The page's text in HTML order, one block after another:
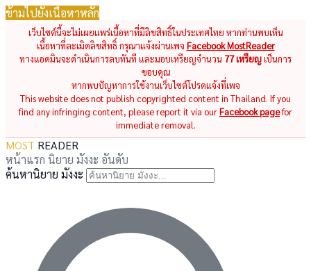
ข้ามไปยังเนื้อหาหลัก
เว็บไซต์นี้จะไม่เผยแพร่เนื้อหาที่มีลิขสิทธิ์ในประเทศไทย หากท่านพบเห็น
เนื้อหาที่ละเมิดลิขสิทธิ์ กรุณาแจ้งผ่านเพจ Facebook MostReader
ทางแอดมินจะดำเนินการลบทันที และมอบเหรียญจำนวน 77 เหรียญเป็นการ
ขอบคุณ
หากพบปัญหาการใช้งานเว็บไซต์โปรดแจ้งที่เพจ
This website does not publish copyrighted content in Thailand. If you
find any infringing content, please report it via ourFacebook pagefor
immediate removal.
MOST READER
หน้าแรก นิยาย มังงะ อันดับ
ค้นหานิยาย มังงะ